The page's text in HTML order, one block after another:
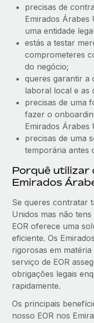
precisas de
Emirados Árabes
uma entidade
estás a testar
comprometeres
do negócio;
queres garantir a
laboral local e as
precisas de uma
fazer o
Emirados Árabes
precisas de uma
temporária antes
Porquê utilizar
Emirados
Se queres contratar
Unidos mas não
EOR oferece uma
eficiente. Os
rigorosas em
serviço de EOR
obrigações legais
rapidamente.
Os principais
nosso EOR nos